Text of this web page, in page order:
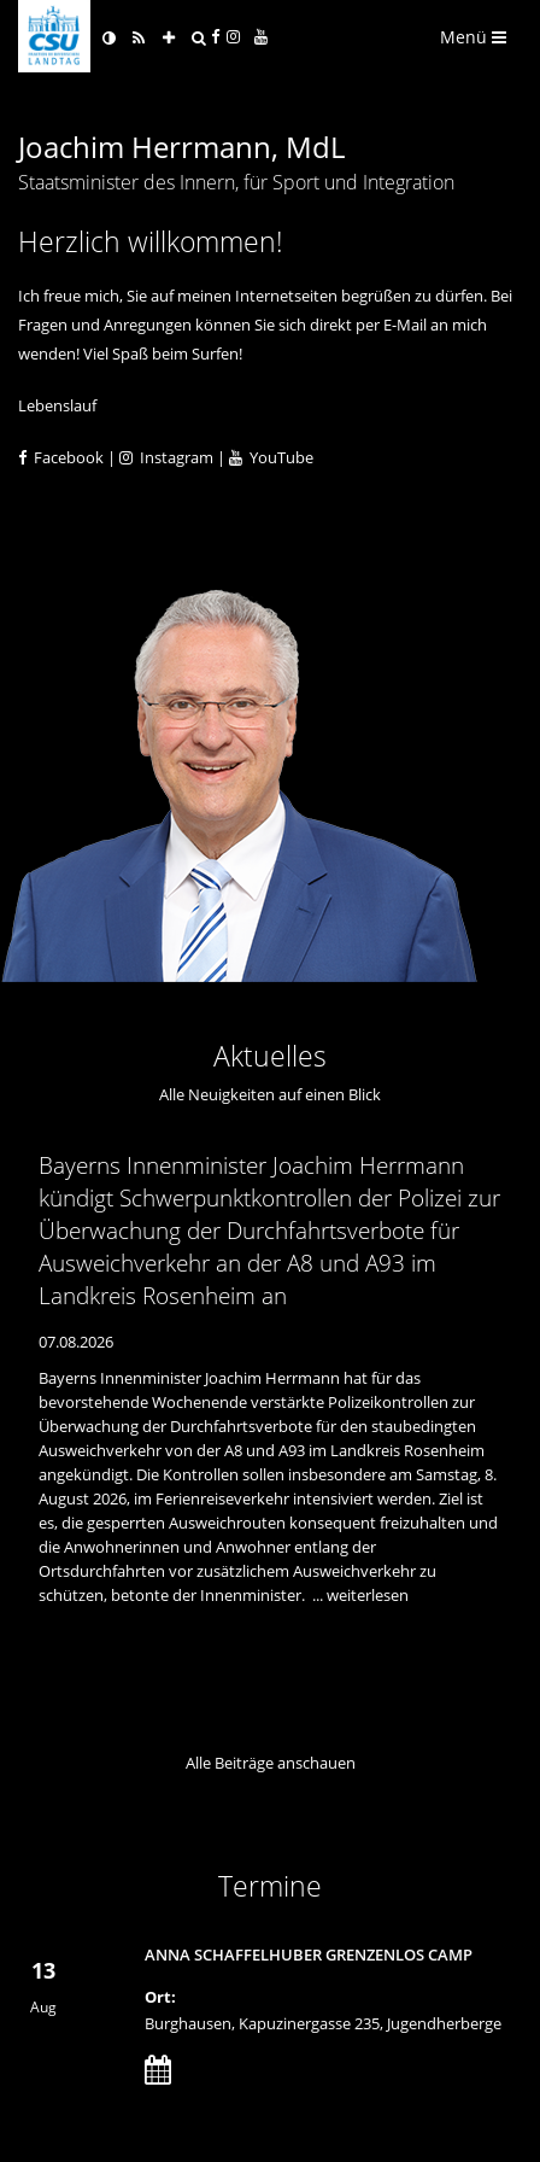
Menü
Joachim Herrmann, MdL
Staatsminister des Innern, für Sport und Integration
Herzlich willkommen!
Ich freue mich, Sie auf meinen Internetseiten begrüßen zu dürfen. Bei
Fragen und Anregungen können Sie sich direkt per E-Mail an mich
wenden! Viel Spaß beim Surfen!
Lebenslauf
Facebook | Instagram | YouTube
Aktuelles
Alle Neuigkeiten auf einen Blick
Bayerns Innenminister Joachim Herrmann
kündigt Schwerpunktkontrollen der Polizei zur
Überwachung der Durchfahrtsverbote für
Ausweichverkehr an der A8 und A93 im
Landkreis Rosenheim an
07.08.2026
Bayerns Innenminister Joachim Herrmann hat für das
bevorstehende Wochenende verstärkte Polizeikontrollen zur
Überwachung der Durchfahrtsverbote für den staubedingten
Ausweichverkehr von der A8 und A93 im Landkreis Rosenheim
angekündigt. Die Kontrollen sollen insbesondere am Samstag, 8.
August 2026, im Ferienreiseverkehr intensiviert werden. Ziel ist
es, die gesperrten Ausweichrouten konsequent freizuhalten und
die Anwohnerinnen und Anwohner entlang der
Ortsdurchfahrten vor zusätzlichem Ausweichverkehr zu
schützen, betonte der Innenminister. ...weiterlesen
Alle Beiträge anschauen
Termine
13
Aug
ANNA SCHAFFELHUBER GRENZENLOS CAMP
Ort:
Burghausen, Kapuzinergasse 235, Jugendherberge